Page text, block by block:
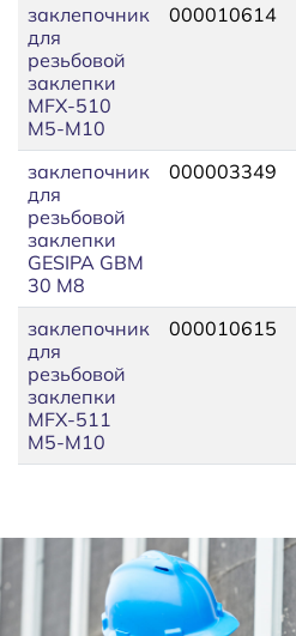
заклепочник
для
резьбовой
заклепки
MFX-510
М5-М10
000010614
заклепочник
для
резьбовой
заклепки
GESIPA GBM
30 M8
000003349
заклепочник
для
резьбовой
заклепки
MFX-511
М5-М10
000010615